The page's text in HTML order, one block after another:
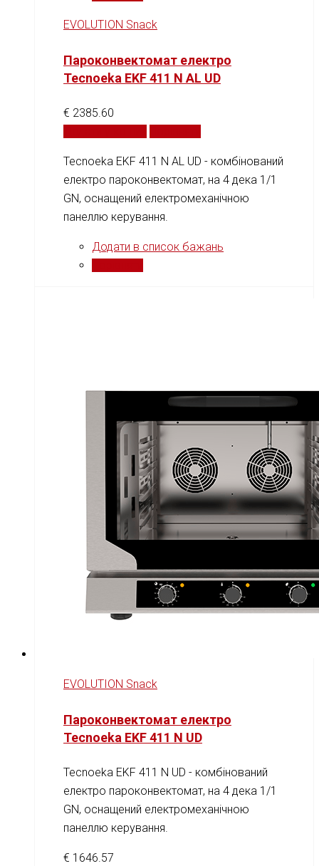
EVOLUTION Snack
Пароконвектомат електро
Tecnoeka EKF 411 N AL UD
€ 2385.60
Tecnoeka EKF 411 N AL UD - комбінований
електро пароконвектомат, на 4 дека 1/1
GN, оснащений електромеханічною
панеллю керування.
Додати в список бажань
EVOLUTION Snack
Пароконвектомат електро
Tecnoeka EKF 411 N UD
Tecnoeka EKF 411 N UD - комбінований
електро пароконвектомат, на 4 дека 1/1
GN, оснащений електромеханічною
панеллю керування.
€ 1646.57